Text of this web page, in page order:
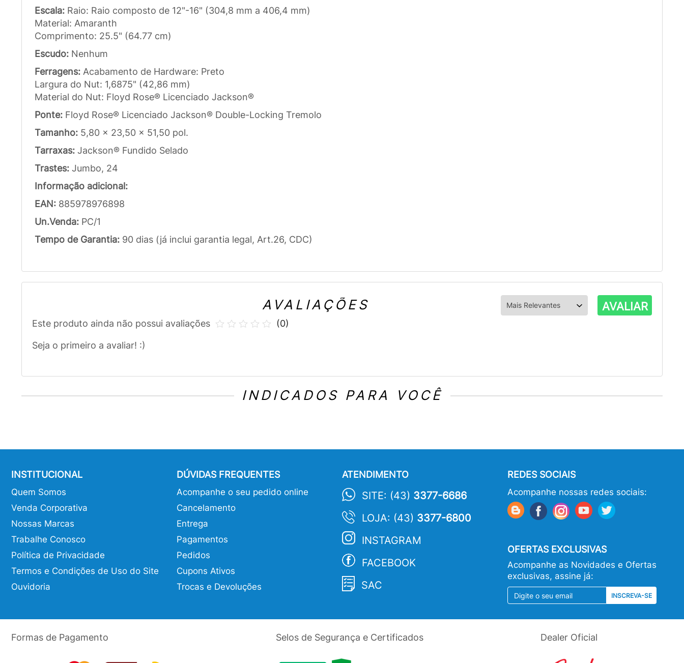
Escala: Raio: Raio composto de 12"-16" (304,8 mm a 406,4 mm)
Material: Amaranth
Comprimento: 25.5" (64.77 cm)
Escudo: Nenhum
Ferragens: Acabamento de Hardware: Preto
Largura do Nut: 1,6875" (42,86 mm)
Material do Nut: Floyd Rose® Licenciado Jackson®
Ponte: Floyd Rose® Licenciado Jackson® Double-Locking Tremolo
Tamanho: 5,80 x 23,50 x 51,50 pol.
Tarraxas: Jackson® Fundido Selado
Trastes: Jumbo, 24
Informação adicional:
EAN: 885978976898
Un.Venda: PC/1
Tempo de Garantia: 90 dias (já inclui garantia legal, Art.26, CDC)
AVALIAÇÕES AVALIAR
Este produto ainda não possui avaliações
Seja o primeiro a avaliar! :)
(0)
INDICADOS PARA VOCÊ
INSTITUCIONAL
Quem Somos
Venda Corporativa
Nossas Marcas
Trabalhe Conosco
Política de Privacidade
Termos e Condições de Uso do Site
Ouvidoria
DÚVIDAS FREQUENTES
Acompanhe o seu pedido online
Cancelamento
Entrega
Pagamentos
Pedidos
Cupons Ativos
Trocas e Devoluções
ATENDIMENTO
SITE: (43) 3377-6686
LOJA: (43) 3377-6800
INSTAGRAM
FACEBOOK
SAC
REDES SOCIAIS
Acompanhe nossas redes sociais:
OFERTAS EXCLUSIVAS
Acompanhe as Novidades e Ofertas
exclusivas, assine já:
INSCREVA-SE
Formas de Pagamento Selos de Segurança e Certificados Dealer Oficial